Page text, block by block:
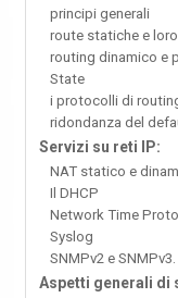
principi generali
route statiche e
routing dinamico e
State
i protocolli di
ridondanza del
Servizi su reti IP:
NAT statico e
Il DHCP
Network Time
Syslog
SNMPv2 e SNMPv3.
Aspetti generali di